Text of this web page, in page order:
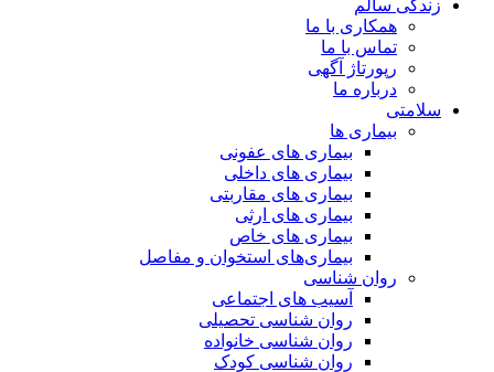
زندگی سالم
همکاری با ما
تماس با ما
رپورتاژ آگهی
درباره ما
سلامتی
بیماری ها
بیماری های عفونی
بیماری های داخلی
بیماری های مقاربتی
بیماری های ارثی
بیماری های خاص
بیماری‌های استخوان و مفاصل
روان شناسی
آسیب های اجتماعی
روان شناسی تحصیلی
روان شناسی خانواده
روان شناسی کودک